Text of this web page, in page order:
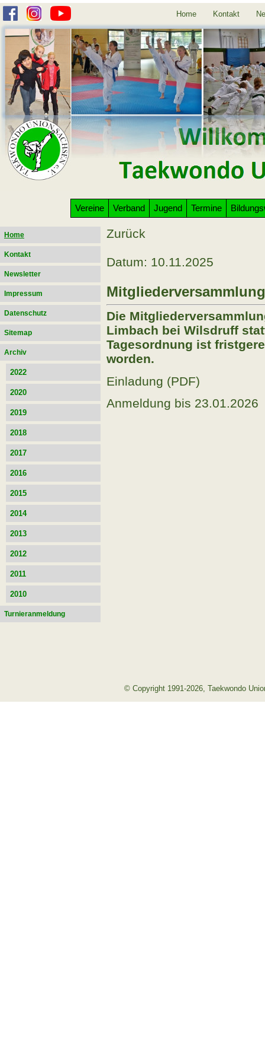
Home Kontakt
Vereine Verband Jugend Termine
Home
Kontakt
Newsletter
Impressum
Datenschutz
Sitemap
Archiv
2022
2020
2019
2018
2017
2016
2015
2014
2013
2012
2011
2010
Turnieranmeldung
Zurück
Datum: 10.11.2025
Die
Limbach bei Wilsdruff
Tagesordnung ist
worden.
Einladung (PDF)
Anmeldung bis 23.01.2026
© Copyright 1991-2026, Taekwondo